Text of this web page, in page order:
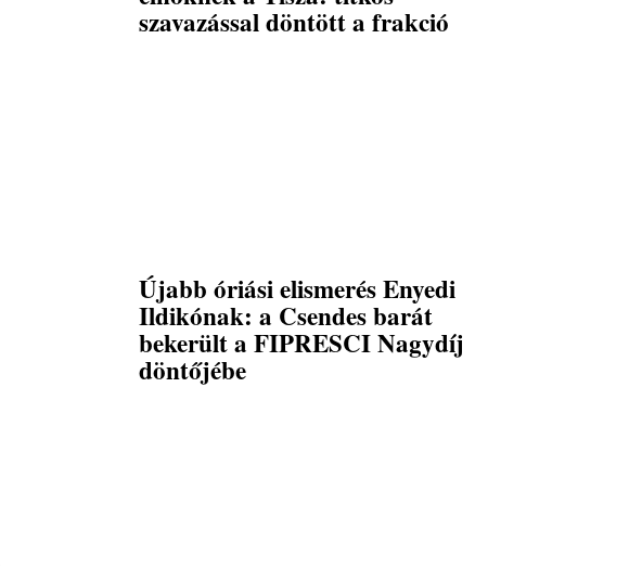
szavazással döntött a frakció
Újabb óriási elismerés Enyedi
Ildikónak: a Csendes barát
bekerült a FIPRESCI Nagydíj
döntőjébe